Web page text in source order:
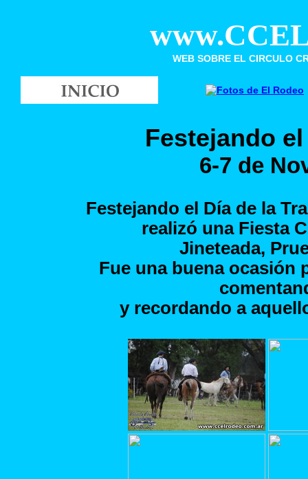
WEB SOBRE EL CIRCULO
Festejando
6-7 de
Festejando el Día de la
realizó una Fiesta
Jineteada,
Fue una buena ocasión
y recordando a